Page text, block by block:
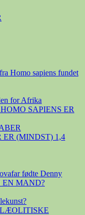
Homo sapiens fundet
for Afrika
SAPIENS ER
(MINDST) 1,4
fødte Denny
EN MAND?